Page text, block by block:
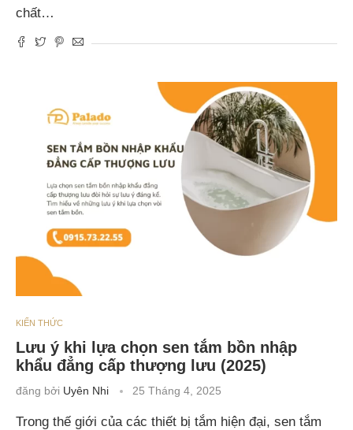
chất…
KIẾN THỨC
Lưu ý khi lựa chọn sen tắm bồn nhập
khẩu đẳng cấp thượng lưu (2025)
đăng bởi Uyên Nhi 25 Tháng 4, 2025
Trong thế giới của các thiết bị tắm hiện đại, sen tắm